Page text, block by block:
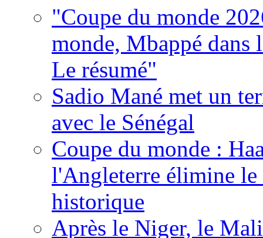
"Coupe du monde
monde, Mbappé dans
Le résumé"
Sadio Mané met un
avec le Sénégal
Coupe du monde :
l'Angleterre élimine
historique
Après le Niger, le